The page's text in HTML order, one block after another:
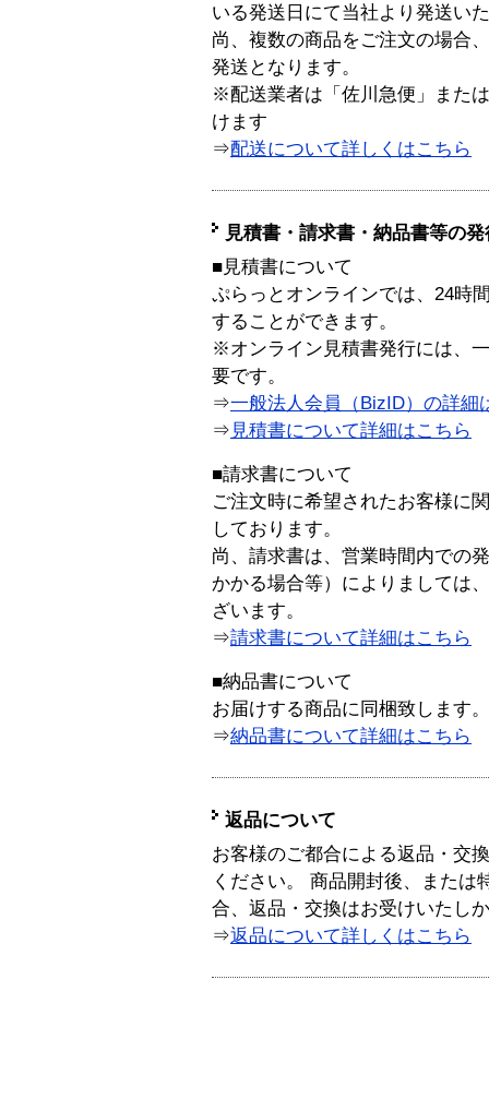
いる発送日にて当社より発送い
尚、複数の商品をご注文の場合
発送となります。
※配送業者は「佐川急便」また
けます
⇒配送について詳しくはこちら
見積書・請求書・納品書等の
■見積書について
ぷらっとオンラインでは、24時
することができます。
※オンライン見積書発行には、
要です。
⇒一般法人会員（BizID）の詳細
⇒ 見積書について詳細はこちら
■請求書について
ご注文時に希望されたお客様に
しております。
尚、請求書は、営業時間内での
かかる場合等）によりましては
ざいます。
⇒請求書について詳細はこちら
■納品書について
お届けする商品に同梱致します。
⇒納品書について詳細はこちら
返品について
お客様のご都合による返品・交
ください。 商品開封後、または
合、返品・交換はお受けいたし
⇒返品について詳しくはこちら